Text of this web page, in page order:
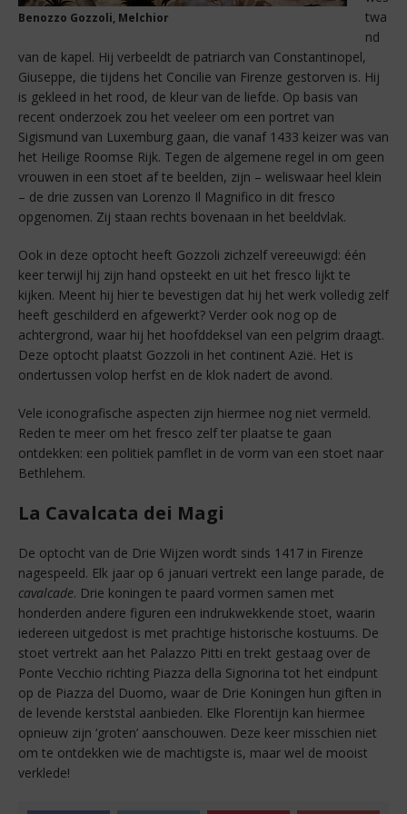
Benozzo Gozzoli, Melchior
twa
nd
van de kapel. Hij verbeeldt de patriarch van Constantinopel,
Giuseppe, die tijdens het Concilie van Firenze gestorven is. Hij
is gekleed in het rood, de kleur van de liefde. Op basis van
recent onderzoek zou het veeleer om een portret van
Sigismund van Luxemburg gaan, die vanaf 1433 keizer was van
het Heilige Roomse Rijk. Tegen de algemene regel in om geen
vrouwen in een stoet af te beelden, zijn – weliswaar heel klein
– de drie zussen van Lorenzo Il Magnifico in dit fresco
opgenomen. Zij staan rechts bovenaan in het beeldvlak.
Ook in deze optocht heeft Gozzoli zichzelf vereeuwigd: één
keer terwijl hij zijn hand opsteekt en uit het fresco lijkt te
kijken. Meent hij hier te bevestigen dat hij het werk volledig zelf
heeft geschilderd en afgewerkt? Verder ook nog op de
achtergrond, waar hij het hoofddeksel van een pelgrim draagt.
Deze optocht plaatst Gozzoli in het continent Azië. Het is
ondertussen volop herfst en de klok nadert de avond.
Vele iconografische aspecten zijn hiermee nog niet vermeld.
Reden te meer om het fresco zelf ter plaatse te gaan
ontdekken: een politiek pamflet in de vorm van een stoet naar
Bethlehem.
La Cavalcata dei Magi
De optocht van de Drie Wijzen wordt sinds 1417 in Firenze
nagespeeld. Elk jaar op 6 januari vertrekt een lange parade, de
cavalcade. Drie koningen te paard vormen samen met
honderden andere figuren een indrukwekkende stoet, waarin
iedereen uitgedost is met prachtige historische kostuums. De
stoet vertrekt aan het Palazzo Pitti en trekt gestaag over de
Ponte Vecchio richting Piazza della Signorina tot het eindpunt
op de Piazza del Duomo, waar de Drie Koningen hun giften in
de levende kerststal aanbieden. Elke Florentijn kan hiermee
opnieuw zijn ‘groten’ aanschouwen. Deze keer misschien niet
om te ontdekken wie de machtigste is, maar wel de mooist
verklede!